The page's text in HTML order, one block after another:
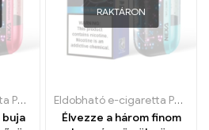
Svédország,Eldobható e-cigaretta
Eldobható e-cigaretta
Svédország,Eldobható e-cigaretta
Eldobható e-cigaretta Portugália ,Eldobható e-cigaretta
buja
RAKTÁRON
Eldobható e-cigaretta Portugália
Élvezze a három finom